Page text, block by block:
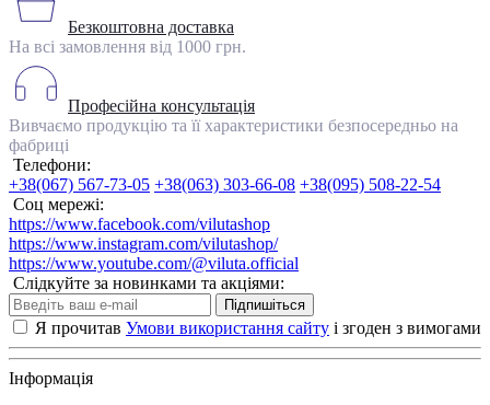
Безкоштовна доставка
На всі замовлення від 1000 грн.
Професійна консультація
Вивчаємо продукцію та її характеристики безпосередньо на
фабриці
Телефони:
+38(067) 567-73-05 +38(063) 303-66-08 +38(095) 508-22-54
Соц мережі:
https://www.facebook.com/vilutashop
https://www.instagram.com/vilutashop/
https://www.youtube.com/@viluta.official
Слідкуйте за новинками та акціями:
Підпишіться
Я прочитав Умови використання сайту і згоден з вимогами
Інформація